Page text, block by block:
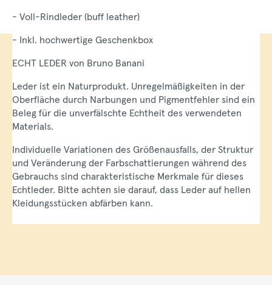
- Voll-Rindleder (buff leather)
- Inkl. hochwertige Geschenkbox
ECHT LEDER von Bruno Banani
Leder ist ein Naturprodukt. Unregelmäßigkeiten in der
Oberfläche durch Narbungen und Pigmentfehler sind ein
Beleg für die unverfälschte Echtheit des verwendeten
Materials.
Individuelle Variationen des Größenausfalls, der Struktur
und Veränderung der Farbschattierungen während des
Gebrauchs sind charakteristische Merkmale für dieses
Echtleder. Bitte achten sie darauf, dass Leder auf hellen
Kleidungsstücken abfärben kann.